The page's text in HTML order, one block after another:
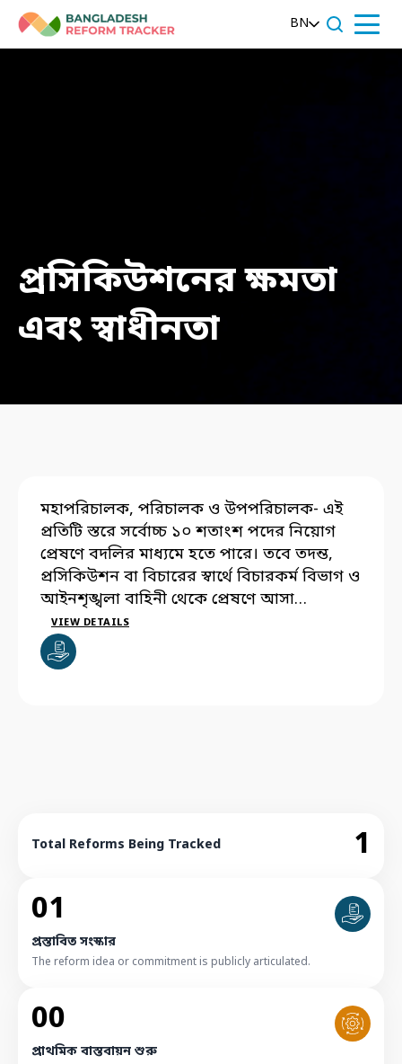
Skip
content
BN Menu
প্রসিকিউশনের ক্ষমতা
এবং স্বাধীনতা
মহাপরিচালক, পরিচালক ও উপপরিচালক- এই
প্রতিটি স্তরে সর্বোচ্চ ১০ শতাংশ পদের নিয়োগ
প্রেষণে বদলির মাধ্যমে হতে পারে। তবে তদন্ত,
প্রসিকিউশন বা বিচারের স্বার্থে বিচারকর্ম বিভাগ ও
আইনশৃঙ্খলা বাহিনী থেকে প্রেষণে আসা
কর্মকর্তারা এই হিসাবের অন্তর্ভুক্ত হবেন না।
VIEW DETAILS
Total Reforms Being Tracked
1
01
প্রস্তাবিত সংস্কার
The reform idea or commitment is publicly articulated.
00
প্রাথমিক বাস্তবায়ন শুরু